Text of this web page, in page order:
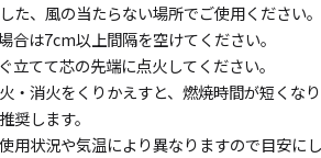
た、風の当たらない場所でご使用ください。
合は7cm以上間隔を空けてください。
立てて芯の先端に点火してください。
・消火をくりかえすと、燃焼時間が短くな
奨します。
用状況や気温により異なりますので目安にし